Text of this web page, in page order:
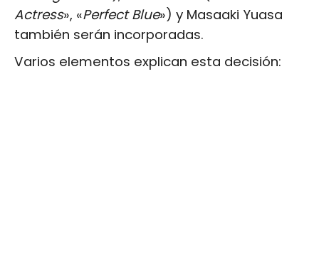
Actress», «Perfect Blue») y Masaaki Yuasa
también serán incorporadas.
Varios elementos explican esta decisión: